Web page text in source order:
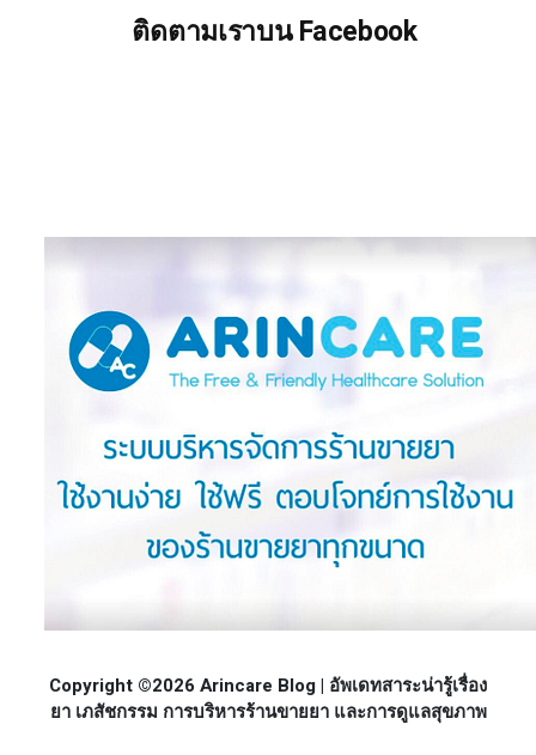
ติดตามเราบน Facebook
Copyright ©2026 Arincare Blog | อัพเดทสาระน่ารู้เรื่อง
ยา เภสัชกรรม การบริหารร้านขายยา และการดูแลสุขภาพ